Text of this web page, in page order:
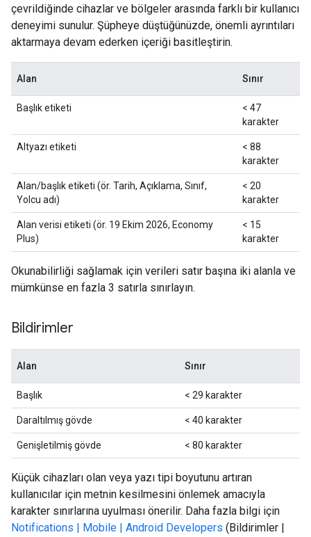
çevrildiğinde cihazlar ve bölgeler arasında farklı bir kullanıcı
deneyimi sunulur. Şüpheye düştüğünüzde, önemli ayrıntıları
aktarmaya devam ederken içeriği basitleştirin.
Alan Sınır
Başlık etiketi
< 47
karakter
Altyazı etiketi
< 88
karakter
Alan/başlık etiketi (ör. Tarih, Açıklama, Sınıf,
Yolcu adı)
< 20
karakter
Alan verisi etiketi (ör. 19 Ekim 2026, Economy
Plus)
< 15
karakter
Okunabilirliği sağlamak için verileri satır başına iki alanla ve
mümkünse en fazla 3 satırla sınırlayın.
Bildirimler
Alan Sınır
Başlık < 29 karakter
Daraltılmış gövde < 40 karakter
Genişletilmiş gövde < 80 karakter
Küçük cihazları olan veya yazı tipi boyutunu artıran
kullanıcılar için metnin kesilmesini önlemek amacıyla
karakter sınırlarına uyulması önerilir. Daha fazla bilgi için
Notifications | Mobile | Android Developers (Bildirimler |